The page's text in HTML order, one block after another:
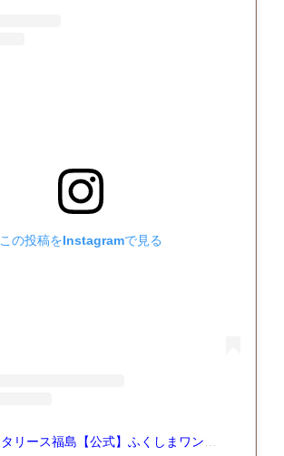
この投稿をInstagramで見る
トヨタレンタリース福島【公式】ふくしまワンデイドライブ(@toyota.rent.a.car_fukushima)がシェアした投稿